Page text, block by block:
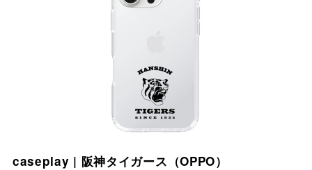
caseplay | 阪神タイガース（OPPO）